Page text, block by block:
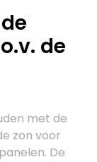
de
met de
zon voor
De